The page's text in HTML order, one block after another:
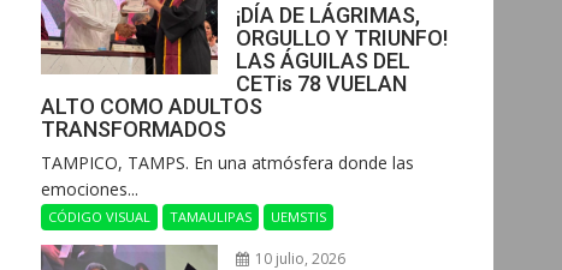
¡DÍA DE LÁGRIMAS,
ORGULLO Y TRIUNFO!
LAS ÁGUILAS DEL
CETis 78 VUELAN
ALTO COMO ADULTOS
TRANSFORMADOS
​TAMPICO, TAMPS. En una atmósfera donde las
emociones...
CÓDIGO VISUAL TAMAULIPAS UEMSTIS
10 julio, 2026